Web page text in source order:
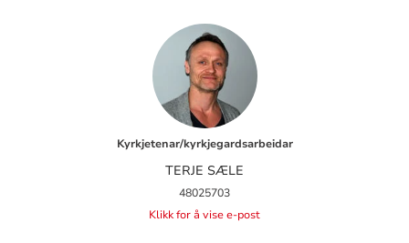
Kyrkjetenar/kyrkjegardsarbeidar
TERJE SÆLE
48025703
Klikk for å vise e-post